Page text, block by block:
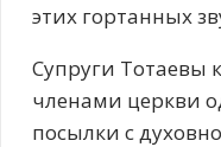
этих гортанных
Супруги Тотаевы
членами церкви
посылки с